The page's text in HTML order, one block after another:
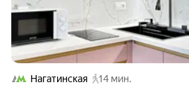
Нагатинская
14 мин.